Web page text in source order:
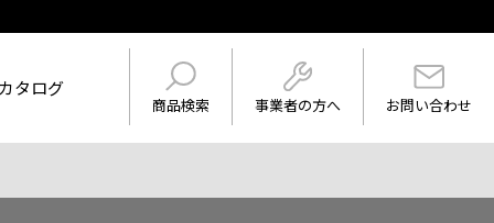
商品検索 事業者の方へ お問い合わせ
タログ